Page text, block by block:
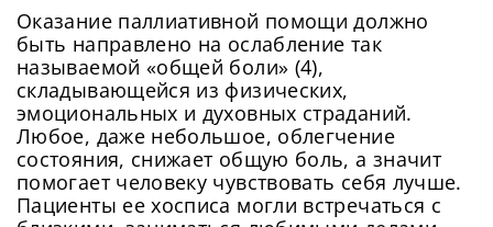
Оказание паллиативной помощи должно
быть направлено на ослабление так
называемой «общей боли» (4),
складывающейся из физических,
эмоциональных и духовных страданий.
Любое, даже небольшое, облегчение
состояния, снижает общую боль, а значит
помогает человеку чувствовать себя лучше.
Пациенты ее хосписа могли встречаться с